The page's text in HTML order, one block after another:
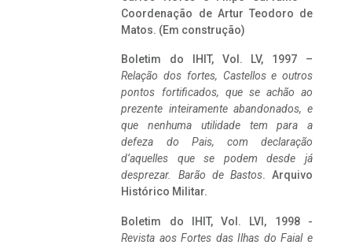
Coordenação de Artur Teodoro de
Matos. (Em construção)
Boletim do IHIT, Vol. LV, 1997 –
Relação dos fortes, Castellos e outros
pontos fortificados, que se achão ao
prezente inteiramente abandonados, e
que nenhuma utilidade tem para a
defeza do Pais, com declaração
d’aquelles que se podem desde já
desprezar. Barão de Bastos. Arquivo
Histórico Militar.
Boletim do IHIT, Vol. LVI, 1998 -
Revista aos Fortes das Ilhas do Faial e